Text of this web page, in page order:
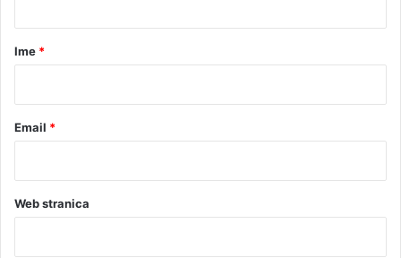
rIme *
Email *
Web stranica